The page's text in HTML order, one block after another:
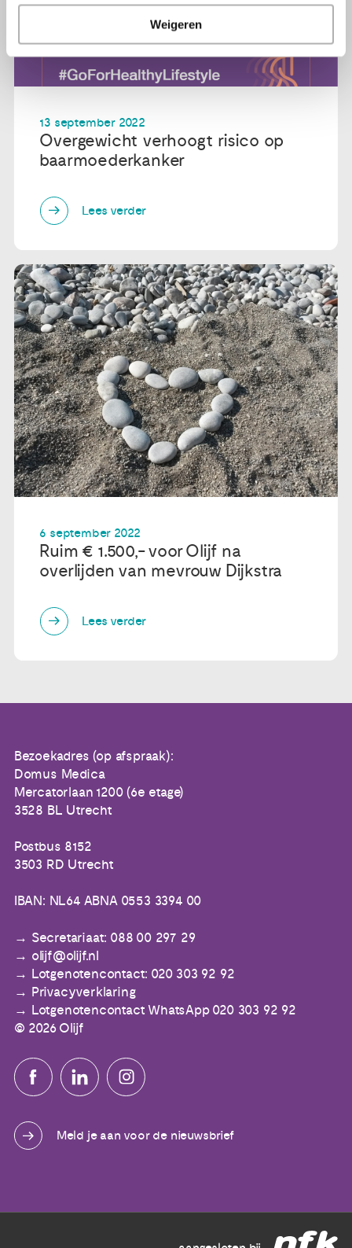
Weigeren
13 september 2022
Overgewicht verhoogt risico op
baarmoederkanker
Lees verder
6 september 2022
Ruim € 1.500,- voor Olijf na
overlijden van mevrouw Dijkstra
Lees verder
Bezoekadres (op afspraak):
Domus Medica
Mercatorlaan 1200 (6e etage)
3528 BL Utrecht
Postbus 8152
3503 RD Utrecht
IBAN: NL64 ABNA 0553 3394 00
Secretariaat: 088 00 297 29
olijf@olijf.nl
Lotgenotencontact: 020 303 92 92
Privacyverklaring
Lotgenotencontact WhatsApp 020 303 92 92
© 2026 Olijf
Meld je aan voor de nieuwsbrief